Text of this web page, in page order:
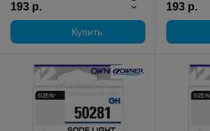
193 р.
Купить
193 р.